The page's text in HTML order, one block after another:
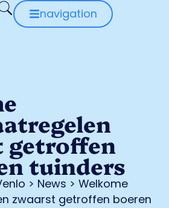
navigation
getroffen
tuinders
> News > Welkome
zwaarst getroffen boeren